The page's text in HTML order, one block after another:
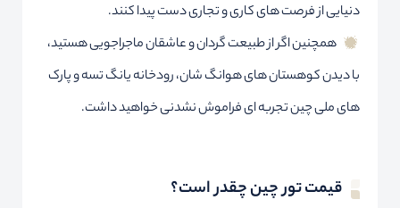
دنیایی از فرصت های کاری و تجاری دست پیدا کنند.
همچنین اگر از طبیعت گردان و عاشقان ماجراجویی هستید،
با دیدن کوهستان های هوانگ شان، رودخانه یانگ تسه و پارک
های ملی چین تجربه ای فراموش نشدنی خواهید داشت.
قیمت تور چین چقدر است؟